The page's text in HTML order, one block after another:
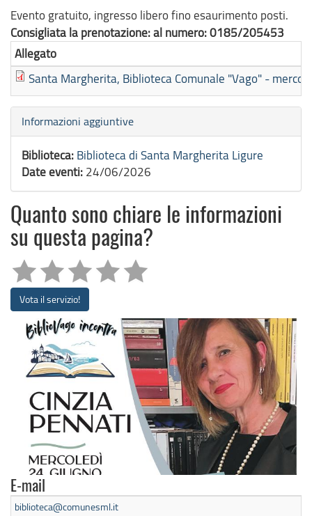
Evento gratuito, ingresso libero fino esaurimento posti.
Consigliata la prenotazione: al numero: 0185/205453
Allegato
Santa Margherita, Biblioteca Comunale "Vago" -
Nascondi
Informazioni aggiuntive
Biblioteca: Biblioteca di Santa Margherita Ligure
Date eventi: 24/06/2026
Quanto sono chiare le informazioni
su questa pagina?
Vota il servizio!
E-mail
biblioteca@comunesml.it